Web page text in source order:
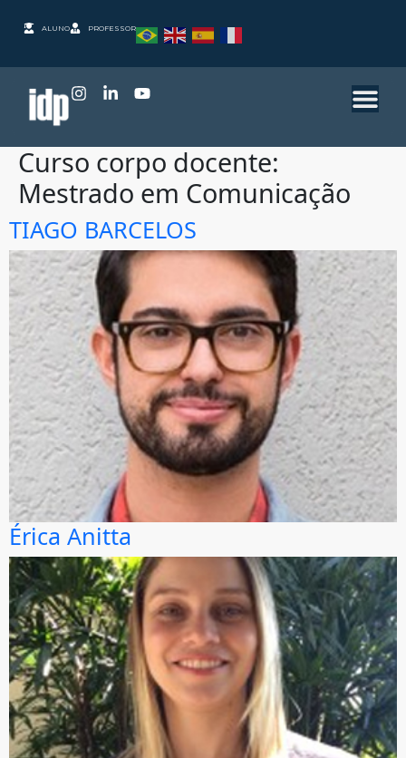
ALUNO PROFESSOR
Curso corpo docente:
Mestrado em Comunicação
TIAGO BARCELOS
Érica Anitta